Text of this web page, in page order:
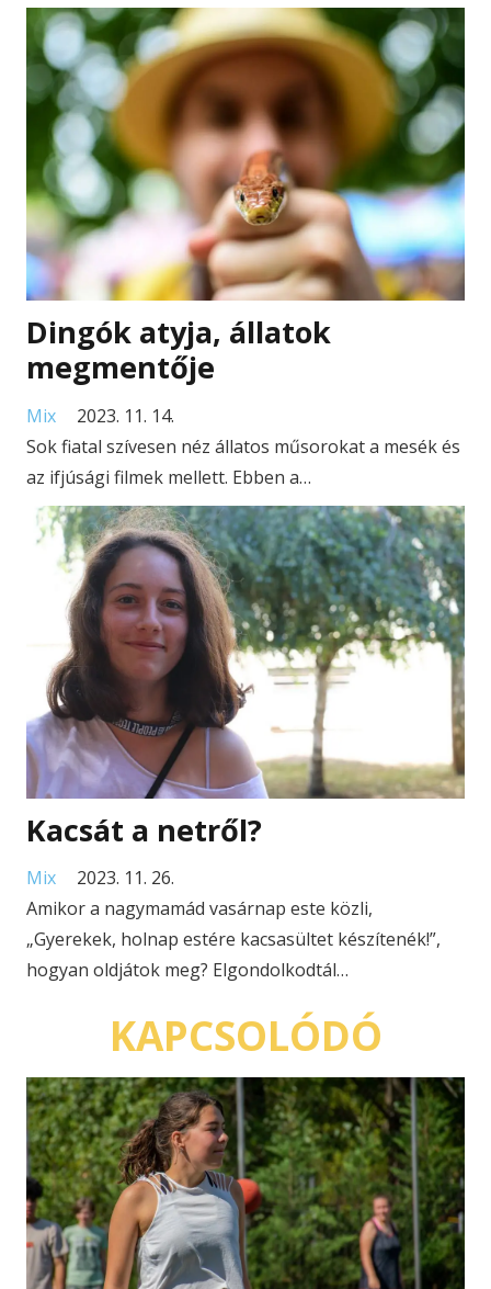
Dingók atyja, állatok
megmentője
Mix
2023. 11. 14.
Sok fiatal szívesen néz állatos műsorokat a mesék és
az ifjúsági filmek mellett. Ebben a…
Kacsát a netről?
Mix
2023. 11. 26.
Amikor a nagymamád vasárnap este közli,
„Gyerekek, holnap estére kacsasültet készítenék!”,
hogyan oldjátok meg? Elgondolkodtál…
KAPCSOLÓDÓ